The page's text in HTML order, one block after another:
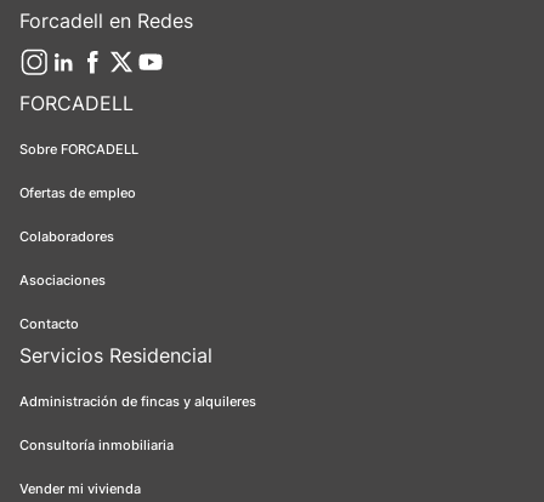
FORCADELL
Sobre FORCADELL
Ofertas de empleo
Colaboradores
Asociaciones
Contacto
Servicios Residencial
Administración de fincas y alquileres
Consultoría inmobiliaria
Vender mi vivienda
Forcadell en Redes